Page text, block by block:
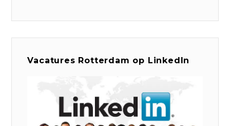
Vacatures Rotterdam op LinkedIn